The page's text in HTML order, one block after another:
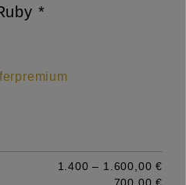
*
1.400 – 1.600,00 €
700,00 €